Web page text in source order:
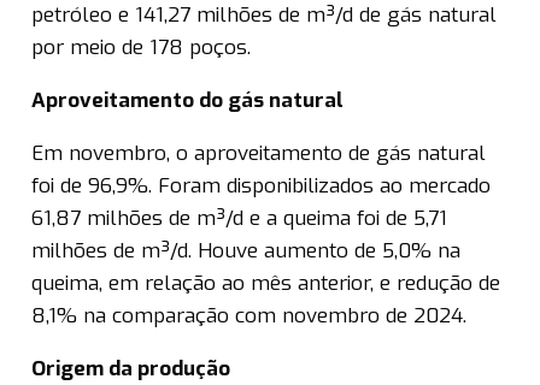
petróleo e 141,27 milhões de m³/d de gás natural
por meio de 178 poços.
Aproveitamento do gás natural
Em novembro, o aproveitamento de gás natural
foi de 96,9%. Foram disponibilizados ao mercado
61,87 milhões de m³/d e a queima foi de 5,71
milhões de m³/d. Houve aumento de 5,0% na
queima, em relação ao mês anterior, e redução de
8,1% na comparação com novembro de 2024.
Origem da produção